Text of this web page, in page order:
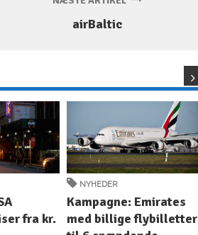
airBaltic
fra kr.
NYHEDER
Kampagne: Emirates
med billige flybilletter